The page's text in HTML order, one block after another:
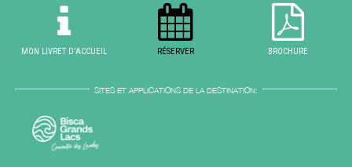
MON LIVRET D'ACCUEIL RÉSERVER BROCHURE
SITES ET APPLICATIONS DE LA DESTINATION: